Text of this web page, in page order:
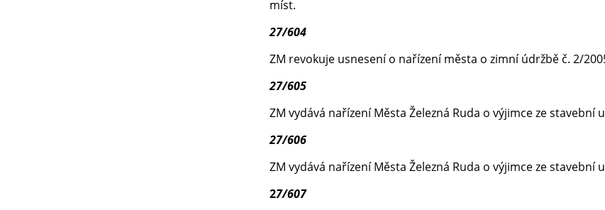
míst.
27/604
ZM revokuje usnesení o nařízení města o zimní údržbě č. 2/
27/605
ZM vydává nařízení Města Železná Ruda o výjimce ze
27/606
ZM vydává nařízení Města Železná Ruda o výjimce ze stavební
27/607